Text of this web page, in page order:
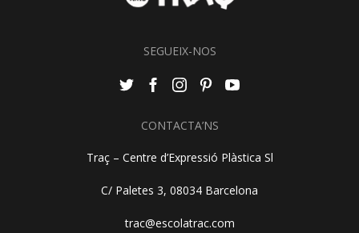
SEGUEIX-NOS
CONTACTA’NS
Traç – Centre d’Expressió Plàstica Sl
C/ Paletes 3, 08034 Barcelona
trac@escolatrac.com